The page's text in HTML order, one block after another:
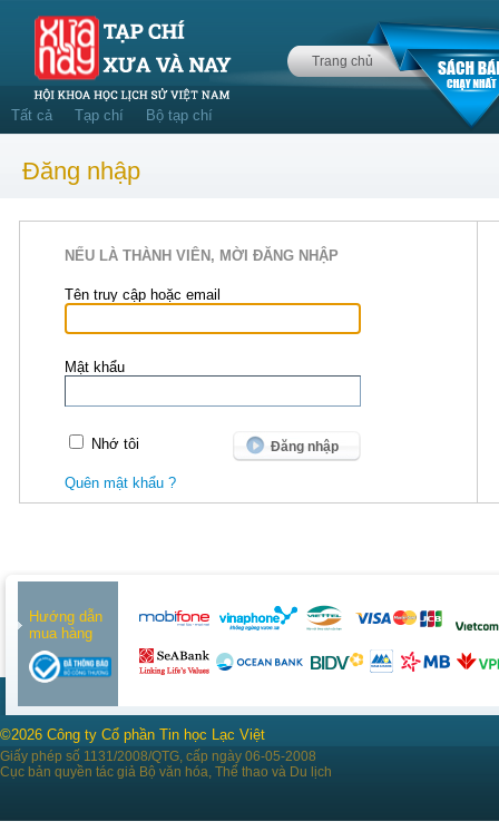
Trang chủ
Tất cả Tạp chí Bộ tạp chí
Đăng nhập
NẾU LÀ THÀNH VIÊN, MỜI ĐĂNG NHẬP
Tên truy cập hoặc email
Mật khẩu
Nhớ tôi
Quên mật khẩu ?
Hướng dẫn
mua hàng
©2026 Công ty Cổ phần Tin học Lạc Việt
Giấy phép số 1131/2008/QTG, cấp ngày 06-05-2008
Cục bản quyền tác giả Bộ văn hóa, Thể thao và Du lịch